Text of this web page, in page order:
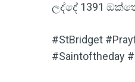
ලද්දේ 1391
#StBridget
#Saintoftheday